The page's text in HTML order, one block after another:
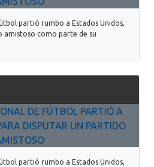
partió rumbo a Estados Unidos,
amistoso como parte de su
partió rumbo a Estados Unidos,